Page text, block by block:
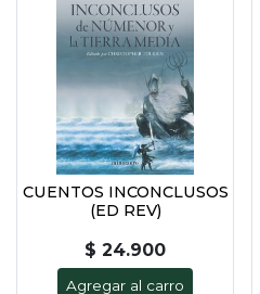
CUENTOS INCONCLUSOS
(ED REV)
$ 24.900
Agregar al carro